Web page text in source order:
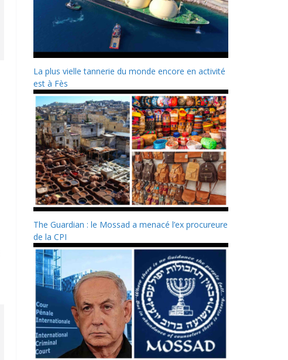
La plus vielle tannerie du monde encore en activité
est à Fès
The Guardian : le Mossad a menacé l’ex procureure
de la CPI